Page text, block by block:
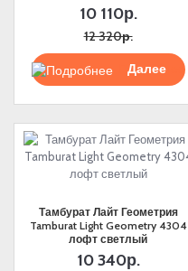
10 110р.
12 320р.
Подробнее
Тамбурат Лайт Геометрия
Tamburat Light Geometry 4304
лофт светлый
10 340р.